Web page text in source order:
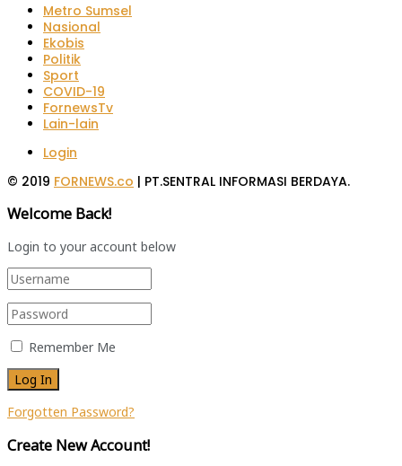
Metro Sumsel
Nasional
Ekobis
Politik
Sport
COVID-19
FornewsTv
Lain-lain
Login
© 2019 FORNEWS.co | PT.SENTRAL INFORMASI BERDAYA.
Welcome Back!
Login to your account below
Remember Me
Forgotten Password?
Create New Account!